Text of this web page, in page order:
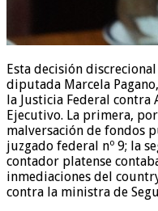
Esta decisión
diputada Marcela
la Justicia Federal
Ejecutivo. La primera,
malversación de fondos
juzgado federal nº 9; la
contador platense
inmediaciones del
contra la ministra de